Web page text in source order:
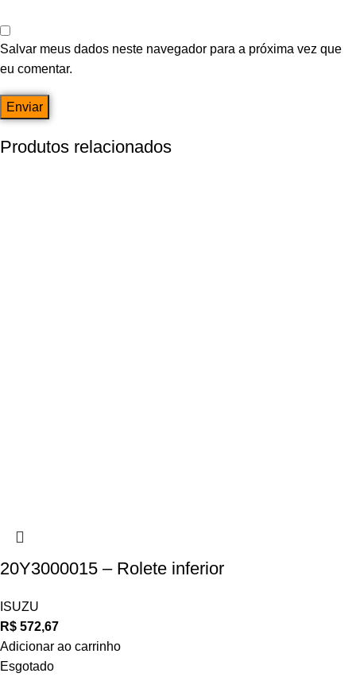
Salvar meus dados neste navegador para a próxima vez que
eu comentar.
Produtos relacionados
20Y3000015 – Rolete inferior
ISUZU
R$ 572,67
Adicionar ao carrinho
Esgotado